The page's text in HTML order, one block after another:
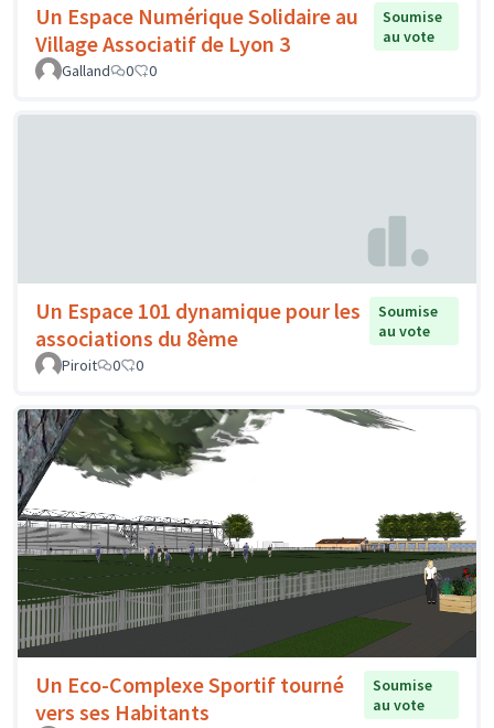
Un Espace Numérique Solidaire au
Village Associatif de Lyon 3
Soumise
au vote
Galland
0 0
Un Espace 101 dynamique pour les
associations du 8ème
Soumise
au vote
Piroit
0 0
Un Eco-Complexe Sportif tourné
vers ses Habitants
Soumise
au vote